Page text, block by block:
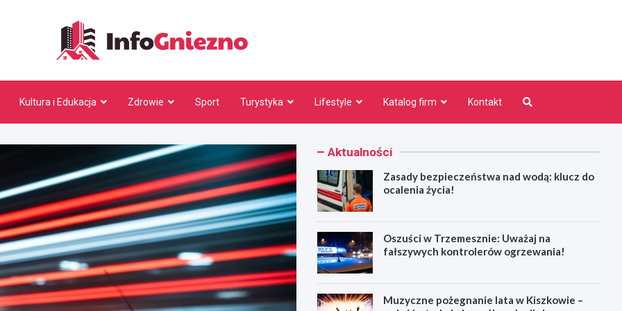
Kultura i Edukacja Zdrowie Sport Turystyka Lifestyle Katalog firm Kontakt
Aktualności
Zasady bezpieczeństwa nad wodą: klucz do
ocalenia życia!
Oszuści w Trzemesznie: Uważaj na
fałszywych kontrolerów ogrzewania!
Muzyczne pożegnanie lata w Kiszkowie –